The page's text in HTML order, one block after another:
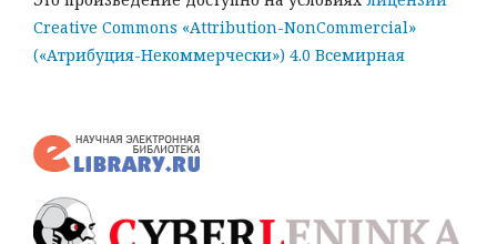
Creative Commons «Attribution-NonCommercial»
(«Атрибуция-Некоммерчески») 4.0 Всемирная